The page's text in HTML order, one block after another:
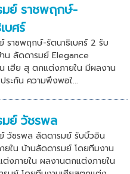
มย์ ราชพฤกษ์-
บศร์
ราชพฤกษ์-รัตนาธิเบศร์ 2 รับ
น ลัดดารมย์ Elegance
เฮีย สุ ตกแต่งภายใน มีผลงาน
ระกัน ความพึงพอใ...
มย์ วัชรพล
วัชรพล ลัดดารมย์ รับบิ้วอิน
ยใน บ้านลัดดารมย์ โดยทีมงาน
ต่งภายใน ผลงานตกแต่งภายใน